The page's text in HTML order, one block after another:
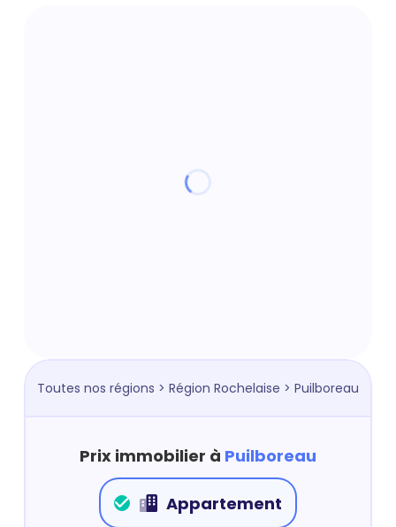
Toutes nos régions > Région Rochelaise > Puilboreau
Prix immobilier à Puilboreau
Appartement